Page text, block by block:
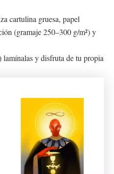
cartulina gruesa, papel
(gramaje 250–300 g/m²) y
lamínalas y disfruta de tu propia